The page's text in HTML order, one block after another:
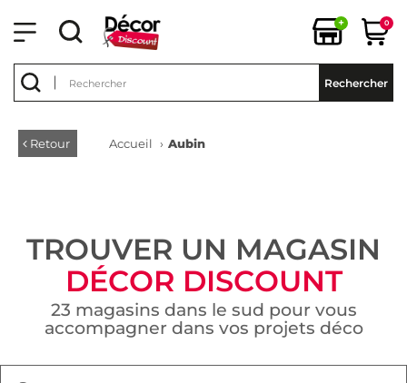
+ 0
Rechercher
Retour Accueil › Aubin
TROUVER UN MAGASIN
DÉCOR DISCOUNT
23 magasins dans le sud pour vous
accompagner dans vos projets déco